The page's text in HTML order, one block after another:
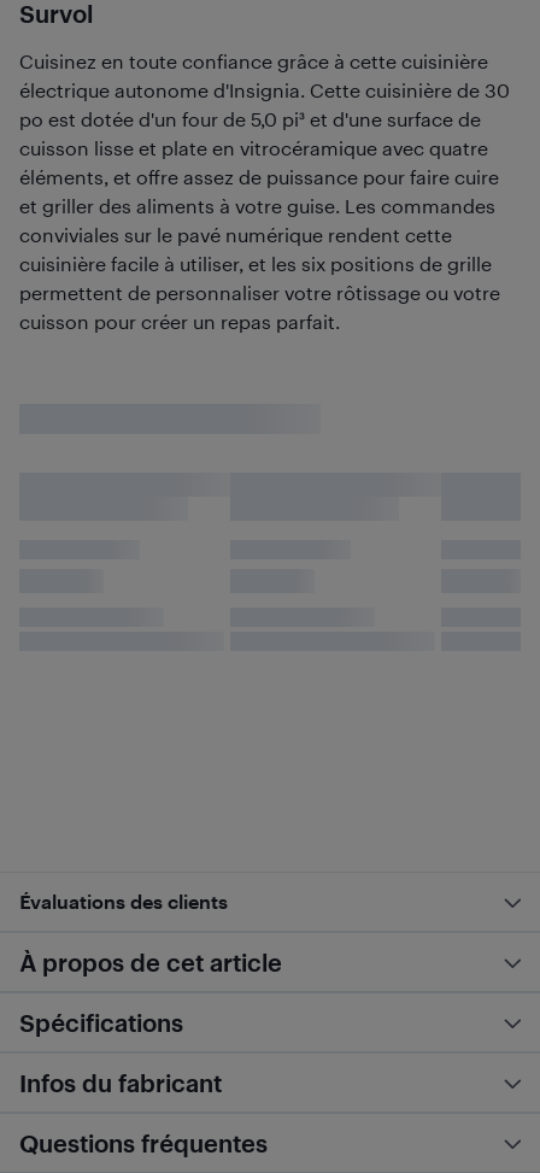
Survol
Cuisinez en toute confiance grâce à cette cuisinière
électrique autonome d'Insignia. Cette cuisinière de 30
po est dotée d'un four de 5,0 pi³ et d'une surface de
cuisson lisse et plate en vitrocéramique avec quatre
éléments, et offre assez de puissance pour faire cuire
et griller des aliments à votre guise. Les commandes
conviviales sur le pavé numérique rendent cette
cuisinière facile à utiliser, et les six positions de grille
permettent de personnaliser votre rôtissage ou votre
cuisson pour créer un repas parfait.
Évaluations des clients
À propos de cet article
Spécifications
Infos du fabricant
Questions fréquentes